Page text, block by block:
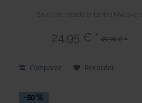
Sale | oro rosado brillante | MyLove-1
24,95 € * 49,90 € *
Comparar Recordar
-50